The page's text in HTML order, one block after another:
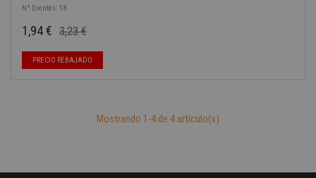
Nº Dientes: 18
3,23 €
1,94 €
PRECIO REBAJADO
Mostrando 1-4 de 4 artículo(s)